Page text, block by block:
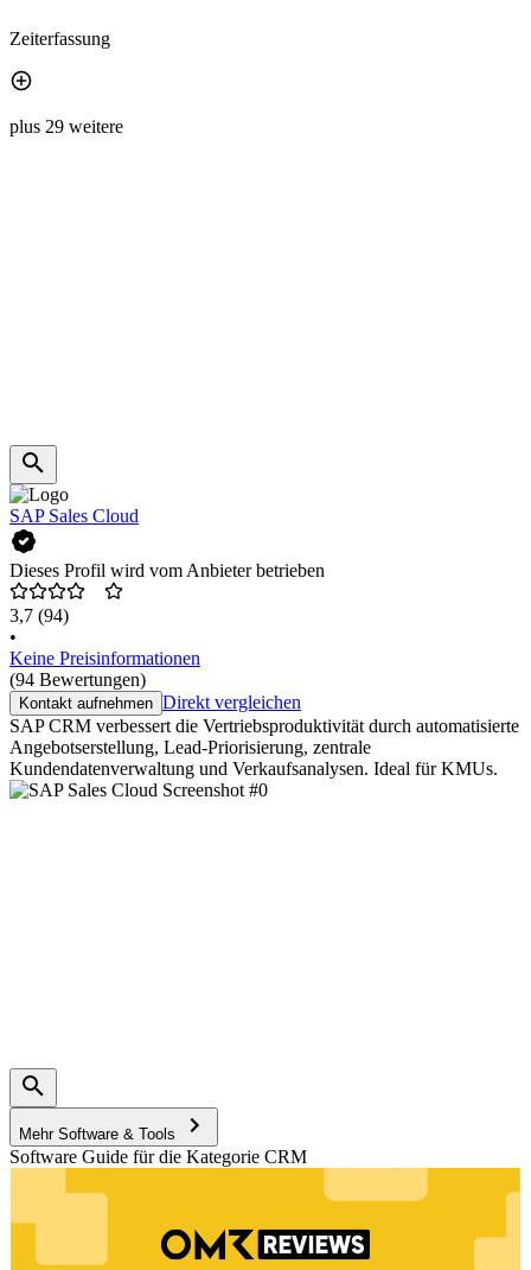
Zeiterfassung
plus 29 weitere
SAP Sales Cloud
Dieses Profil wird vom Anbieter betrieben
3,7 (94)
•
Keine Preisinformationen
(94 Bewertungen)
Kontakt aufnehmen Direkt vergleichen
SAP CRM verbessert die Vertriebsproduktivität durch automatisierte
Angebotserstellung, Lead-Priorisierung, zentrale
Kundendatenverwaltung und Verkaufsanalysen. Ideal für KMUs.
Mehr Software & Tools
Software Guide für die Kategorie CRM